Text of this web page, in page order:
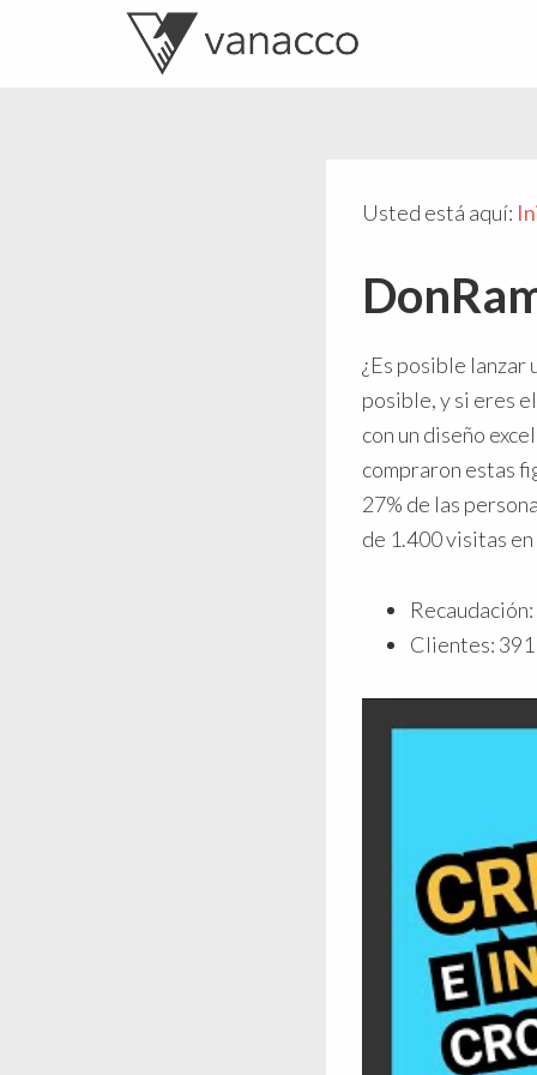
Usted está aquí:
¿Es posible lanzar
posible, y si eres
con un diseño
compraron estas
27% de las
de 1.400 visitas
Clientes: 391